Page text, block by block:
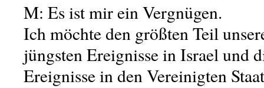
M: Es ist mir ein Vergnügen.
Ich möchte den größten Teil
jüngsten Ereignisse in Israel und
Ereignisse in den Vereinigten